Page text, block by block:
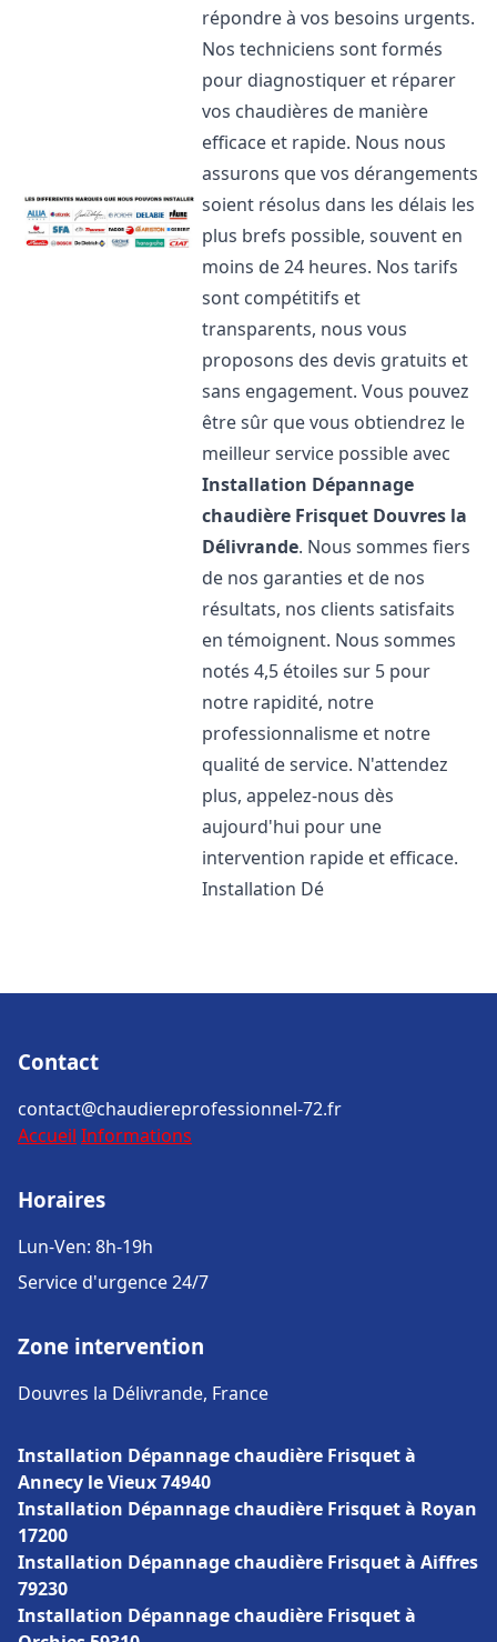
répondre à vos besoins urgents.
Nos techniciens sont formés
pour diagnostiquer et réparer
vos chaudières de manière
efficace et rapide. Nous nous
assurons que vos dérangements
soient résolus dans les délais les
plus brefs possible, souvent en
moins de 24 heures. Nos tarifs
sont compétitifs et
transparents, nous vous
proposons des devis gratuits et
sans engagement. Vous pouvez
être sûr que vous obtiendrez le
meilleur service possible avec
Installation Dépannage
chaudière Frisquet Douvres la
Délivrande. Nous sommes fiers
de nos garanties et de nos
résultats, nos clients satisfaits
en témoignent. Nous sommes
notés 4,5 étoiles sur 5 pour
notre rapidité, notre
professionnalisme et notre
qualité de service. N'attendez
plus, appelez-nous dès
aujourd'hui pour une
intervention rapide et efficace.
Installation Dé
Contact
contact@chaudiereprofessionnel-72.fr
Accueil Informations
Horaires
Lun-Ven: 8h-19h
Service d'urgence 24/7
Zone intervention
Douvres la Délivrande, France
Installation Dépannage chaudière Frisquet à
Annecy le Vieux 74940
Installation Dépannage chaudière Frisquet à Royan
17200
Installation Dépannage chaudière Frisquet à Aiffres
79230
Installation Dépannage chaudière Frisquet à